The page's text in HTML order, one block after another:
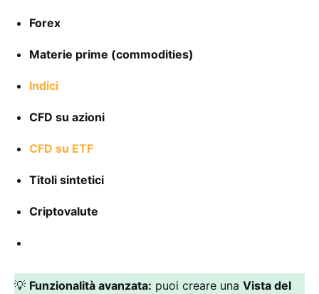
Forex
Materie prime (commodities)
Indici
CFD su azioni
CFD su ETF
Titoli sintetici
Criptovalute
💡 Funzionalità avanzata: puoi creare una Vista del